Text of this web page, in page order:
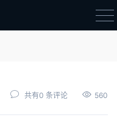
共有0 条评论
560